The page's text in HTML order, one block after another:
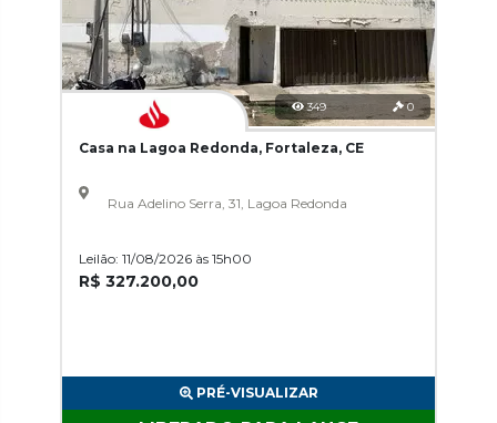
349 0
Casa na Lagoa Redonda, Fortaleza, CE
Rua Adelino Serra, 31, Lagoa Redonda
Leilão: 11/08/2026 às 15h00
R$ 327.200,00
PRÉ-VISUALIZAR